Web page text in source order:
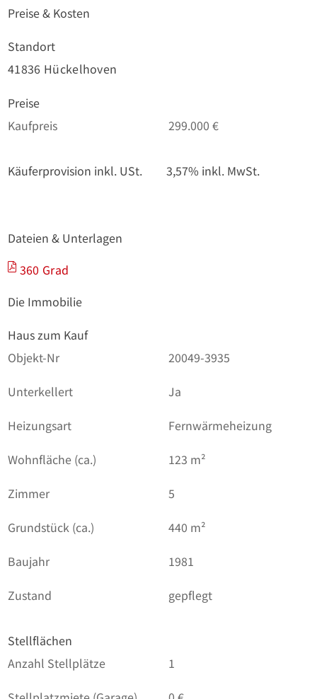
Preise & Kosten
Standort
41836 Hückelhoven
Preise
Kaufpreis
299.000 €
Käuferprovision inkl. USt. 3,57% inkl. MwSt.
Dateien & Unterlagen
360 Grad
Die Immobilie
Haus zum Kauf
Objekt-Nr
20049-3935
Unterkellert
Ja
Heizungsart
Fernwärmeheizung
Wohnfläche (ca.)
123 m²
Zimmer
5
Grundstück (ca.)
440 m²
Baujahr
1981
Zustand
gepflegt
Stellflächen
Anzahl Stellplätze
1